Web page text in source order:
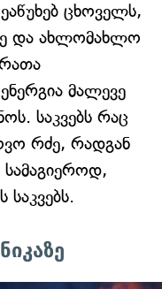
ცხოველს,
და ახლომახლო
მალევე
საკვებს რაც
რძე, რადგან
საკვებს.